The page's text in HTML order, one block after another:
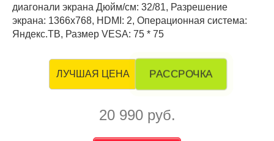
диагонали экрана Дюйм/см: 32/81, Разрешение
экрана: 1366x768, HDMI: 2, Операционная система:
Яндекс.ТВ, Размер VESA: 75 * 75
ЛУЧШАЯ ЦЕНА РАССРОЧКА
20 990 руб.